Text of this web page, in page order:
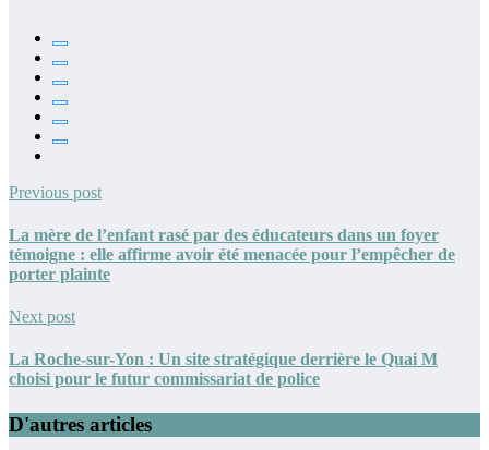
Previous post
La mère de l’enfant rasé par des éducateurs dans un foyer
témoigne : elle affirme avoir été menacée pour l’empêcher de
porter plainte
Next post
La Roche-sur-Yon : Un site stratégique derrière le Quai M
choisi pour le futur commissariat de police
D'autres articles